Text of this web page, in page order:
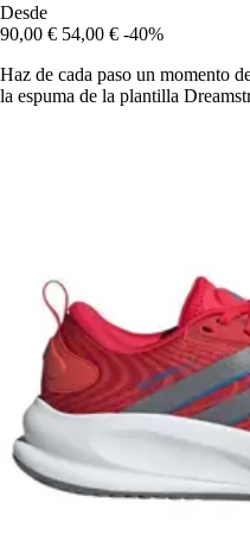
Desde
90,00 € 54,00 € -40%
Haz de cada paso un momento
la espuma de la plantilla